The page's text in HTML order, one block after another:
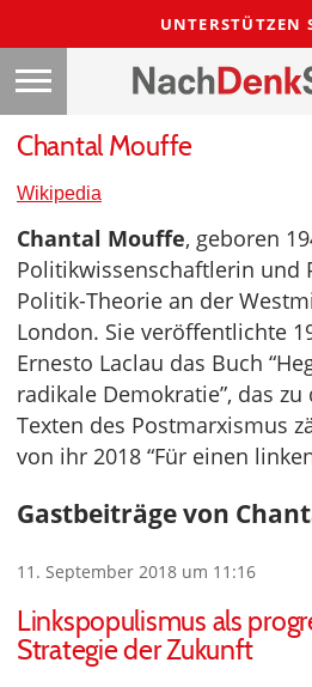
UNTERSTÜTZEN
Chantal Mouffe
Wikipedia
Chantal Mouffe, geboren
Politikwissenschaftlerin und
Politik-Theorie an der
London. Sie veröffentlichte
Ernesto Laclau das Buch
radikale Demokratie”, das
Texten des Postmarxismus
von ihr 2018 “Für einen
Gastbeiträge von
11. September 2018 um 11:16
Linkspopulismus als
Strategie der Zukunft